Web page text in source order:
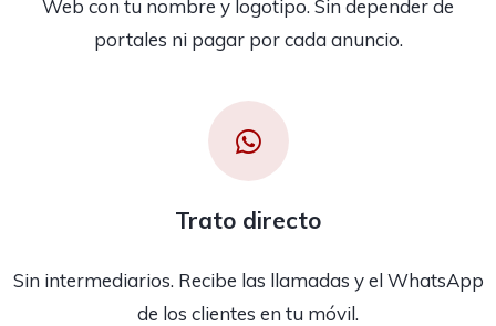
Web con tu nombre y logotipo. Sin depender de
portales ni pagar por cada anuncio.
Trato directo
Sin intermediarios. Recibe las llamadas y el WhatsApp
de los clientes en tu móvil.